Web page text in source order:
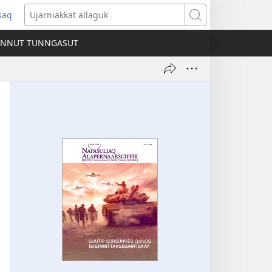
Ujarniakkat
allaguk
TUNNGASUT